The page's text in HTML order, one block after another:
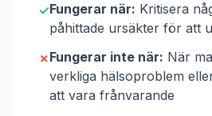
✓Fungerar när: Kritisera
påhittade ursäkter för att
✗Fungerar inte när: När
verkliga hälsoproblem
att vara frånvarande